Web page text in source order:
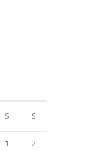
S S
1 2